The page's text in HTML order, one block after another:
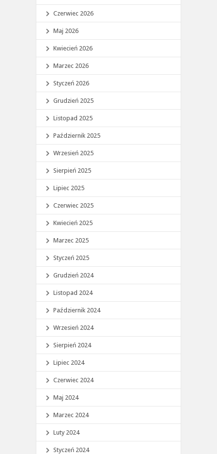
Czerwiec 2026
Maj 2026
Kwiecień 2026
Marzec 2026
Styczeń 2026
Grudzień 2025
Listopad 2025
Październik 2025
Wrzesień 2025
Sierpień 2025
Lipiec 2025
Czerwiec 2025
Kwiecień 2025
Marzec 2025
Styczeń 2025
Grudzień 2024
Listopad 2024
Październik 2024
Wrzesień 2024
Sierpień 2024
Lipiec 2024
Czerwiec 2024
Maj 2024
Marzec 2024
Luty 2024
Styczeń 2024